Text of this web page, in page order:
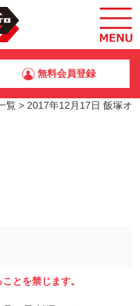
無料会員登録
覧 > 2017年12月17日 飯塚オ
とを禁じます。